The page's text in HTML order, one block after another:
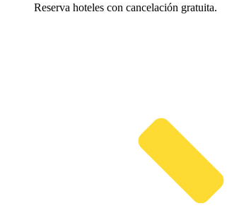
Reserva hoteles con cancelación gratuita.